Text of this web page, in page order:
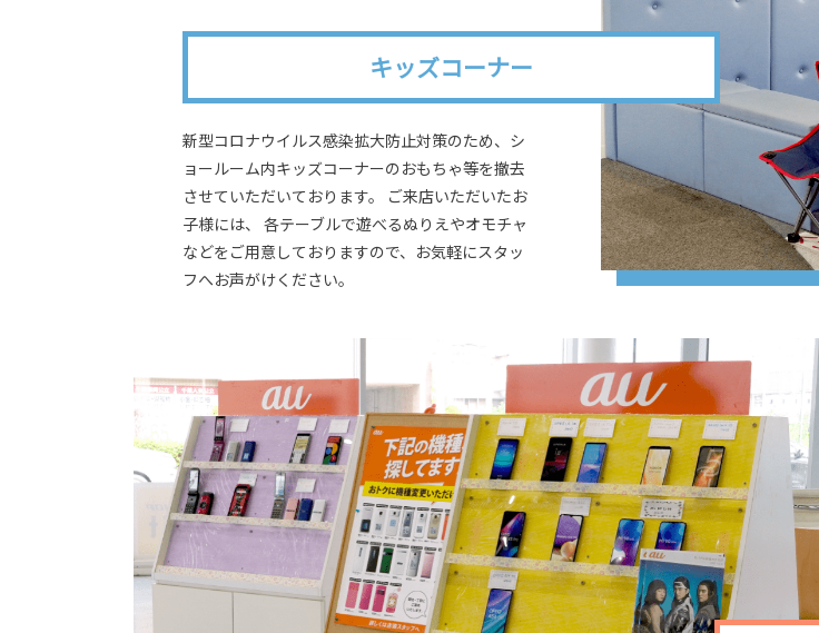
キッズコーナー
新型コロナウイルス感染拡大防止対策のため、シ
ョールーム内キッズコーナーのおもちゃ等を撤去
させていただいております。 ご来店いただいたお
子様には、 各テーブルで遊べるぬりえやオモチャ
などをご用意しておりますので、お気軽にスタッ
フへお声がけください。